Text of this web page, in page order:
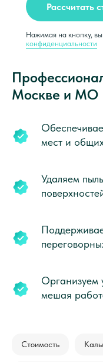
Рассчитать
Нажимая на кнопку,
конфиденциальности
Москве и МО
мест и
Удаляем
Организуем
мешая
Стоимость